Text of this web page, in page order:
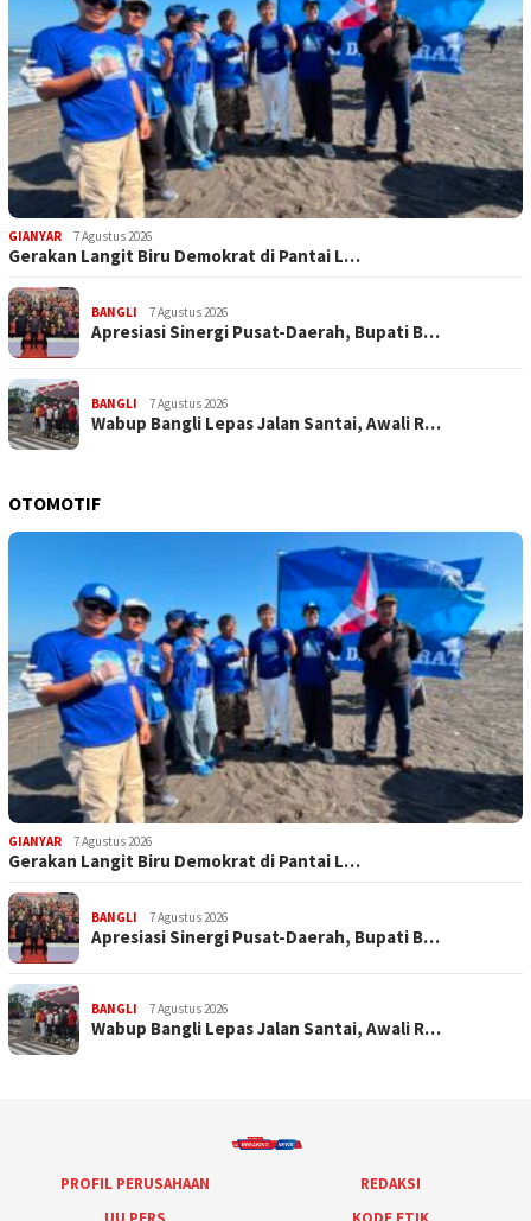
GIANYAR 7 Agustus 2026
Gerakan Langit Biru Demokrat di Pantai L…
BANGLI 7 Agustus 2026
Apresiasi Sinergi Pusat-Daerah, Bupati B…
BANGLI 7 Agustus 2026
Wabup Bangli Lepas Jalan Santai, Awali R…
OTOMOTIF
GIANYAR 7 Agustus 2026
Gerakan Langit Biru Demokrat di Pantai L…
BANGLI 7 Agustus 2026
Apresiasi Sinergi Pusat-Daerah, Bupati B…
BANGLI 7 Agustus 2026
Wabup Bangli Lepas Jalan Santai, Awali R…
PROFIL PERUSAHAAN
REDAKSI